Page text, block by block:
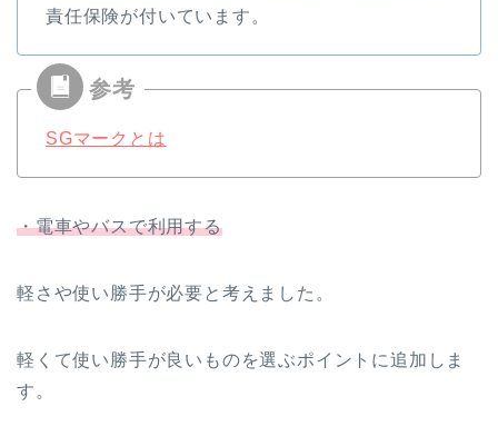
責任保険が付いています。
SGマークとは
・電車やバスで利用する
軽さや使い勝手が必要と考えました。
軽くて使い勝手が良いものを選ぶポイントに追加しま
す。